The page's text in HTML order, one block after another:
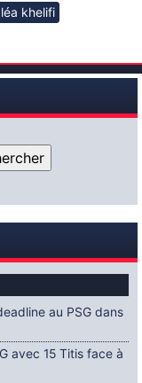
léa khelifi
au PSG dans
avec 15 Titis face à